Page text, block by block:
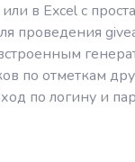
в Excel с
проведения
по отметкам
по логину и